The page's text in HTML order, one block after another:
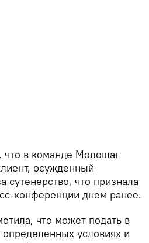
что в команде Молошаг
осужденный
сутенерство, что признала
конференции днем ранее.
что может подать в
условиях и